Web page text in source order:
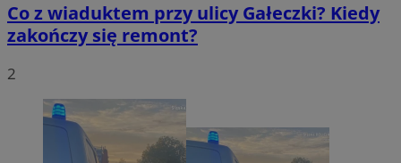
Co z wiaduktem przy ulicy Gałeczki? Kiedy
zakończy się remont?
2